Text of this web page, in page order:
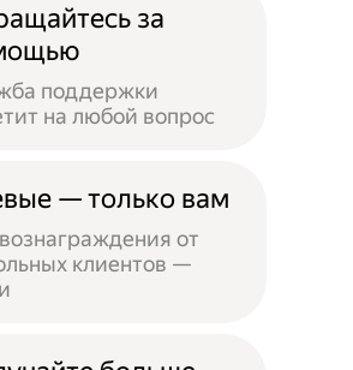
за
поддержки
на любой вопрос
— только вам
от
клиентов —